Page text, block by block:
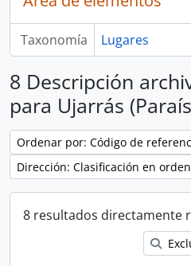
Taxonomía Lugares
8 Descripción
para Ujarrás
Ordenar por: Código de
Dirección: Clasificación en
8 resultados directamente